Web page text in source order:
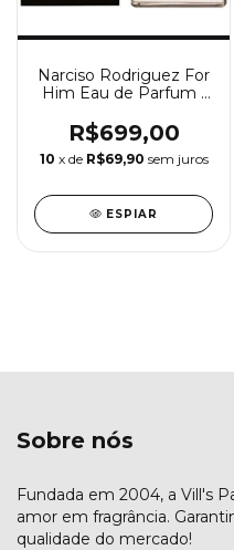
Narciso Rodriguez For
Him Eau de Parfum -
Narciso Rodriguez
R$699,00
10 x de R$69,90 sem juros
ESPIAR
Sobre nós
Fundada em 2004, a Vill's
amor em fragrância.
qualidade do mercado!